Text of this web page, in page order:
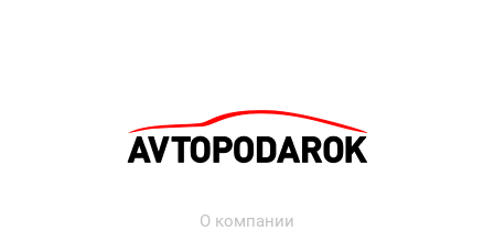
О компании